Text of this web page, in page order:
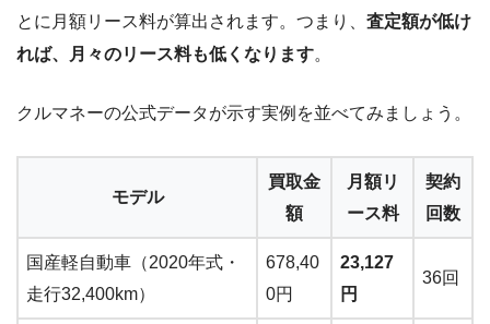
とに月額リース料が算出されます。つまり、 査定額が低け
れば、月々のリース料も低くなります。
クルマネーの公式データが示す実例を並べてみましょう。
モデル
買取金
額
月額リ
ース料
契約
回数
国産軽自動車（2020年式・
走行32,400km）
678,40
0円
23,127
円
36回